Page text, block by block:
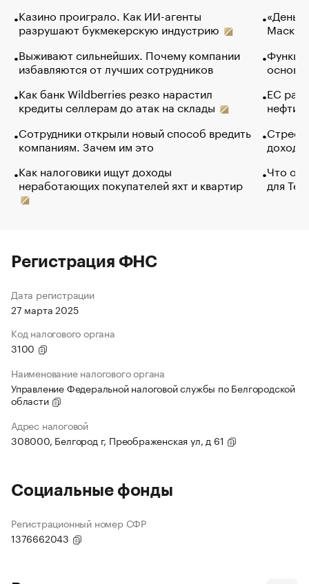
Казино проиграло. Как ИИ-агенты
разрушают букмекерскую индустрию
Выживают сильнейших. Почему компании
избавляются от лучших сотрудников
Как банк Wildberries резко нарастил
кредиты селлерам до атак на склады
Сотрудники открыли новый способ вредить
компаниям. Зачем им это
Как налоговики ищут доходы
неработающих покупателей яхт и квартир
Маск в
основ
ЕС
нефти
Что
для
Регистрация ФНС
Дата регистрации
27 марта 2025
Код налогового органа
3100
Наименование налогового органа
Управление Федеральной налоговой службы по Белгородской
области
Адрес налоговой
308000, Белгород г, Преображенская ул, д 61
Социальные фонды
Регистрационный номер СФР
1376662043